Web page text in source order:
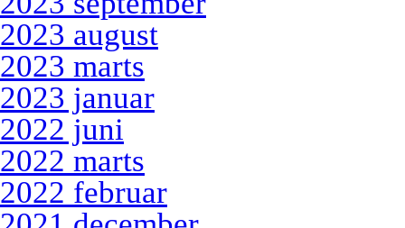
2023 august
2023 marts
2023 januar
2022 juni
2022 marts
2022 februar